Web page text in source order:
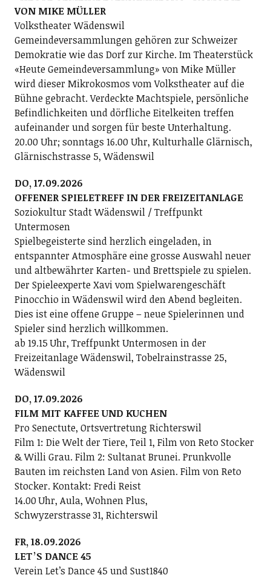
VON MIKE MÜLLER
Volkstheater Wädenswil
Gemeindeversammlungen gehören zur Schweizer
Demokratie wie das Dorf zur Kirche. Im Theaterstück
«Heute Gemeindeversammlung» von Mike Müller
wird dieser Mikrokosmos vom Volkstheater auf die
Bühne gebracht. Verdeckte Machtspiele, persönliche
Befindlichkeiten und dörfliche Eitelkeiten treffen
aufeinander und sorgen für beste Unterhaltung.
20.00 Uhr; sonntags 16.00 Uhr, Kulturhalle Glärnisch,
Glärnischstrasse 5, Wädenswil
DO, 17.09.2026
OFFENER SPIELETREFF IN DER FREIZEITANLAGE
Soziokultur Stadt Wädenswil / Treffpunkt
Untermosen
Spielbegeisterte sind herzlich eingeladen, in
entspannter Atmosphäre eine grosse Auswahl neuer
und altbewährter Karten- und Brettspiele zu spielen.
Der Spieleexperte Xavi vom Spielwarengeschäft
Pinocchio in Wädenswil wird den Abend begleiten.
Dies ist eine offene Gruppe – neue Spielerinnen und
Spieler sind herzlich willkommen.
ab 19.15 Uhr, Treffpunkt Untermosen in der
Freizeitanlage Wädenswil, Tobelrainstrasse 25,
Wädenswil
DO, 17.09.2026
FILM MIT KAFFEE UND KUCHEN
Pro Senectute, Ortsvertretung Richterswil
Film 1: Die Welt der Tiere, Teil 1, Film von Reto Stocker
& Willi Grau. Film 2: Sultanat Brunei. Prunkvolle
Bauten im reichsten Land von Asien. Film von Reto
Stocker. Kontakt: Fredi Reist
14.00 Uhr, Aula, Wohnen Plus,
Schwyzerstrasse 31, Richterswil
FR, 18.09.2026
LETʼS DANCE 45
Verein Letʼs Dance 45 und Sust1840